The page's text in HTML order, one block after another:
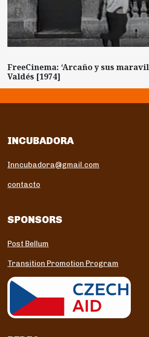
FreeCinema: ‘Arcaño y sus
Valdés [1974]
INCUBADORA
Inncubadora@gmail.com
contacto
SPONSORS
Post Bellum
Transition Promotion Program